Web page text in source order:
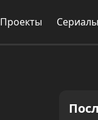
Проекты Сериалы